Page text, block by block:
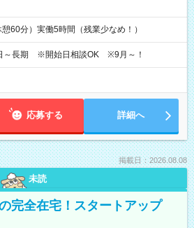
60分）実働5時間（残業少なめ！）
～長期 ※開始日相談OK ※9月～！
応募する 詳細へ
掲載日：2026.08.08
未読
完全在宅！スタートアップ